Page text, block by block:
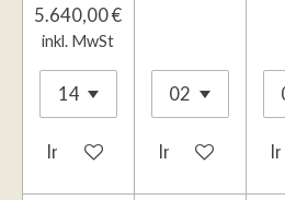
5.640,00 €
inkl. MwSt
In den WarenkorbIn den